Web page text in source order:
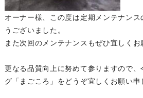
オーナー様、この度は定期メンテナンス
うございました。
また次回のメンテナンスもぜひ宜しくお
更なる品質向上に努めて参りますので
グ「まごころ」をどうぞ宜しくお願い申